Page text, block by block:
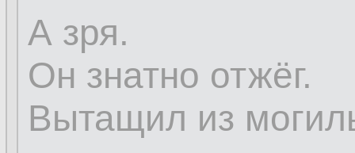
А зря.
Он знатно отжёг.
Вытащил из